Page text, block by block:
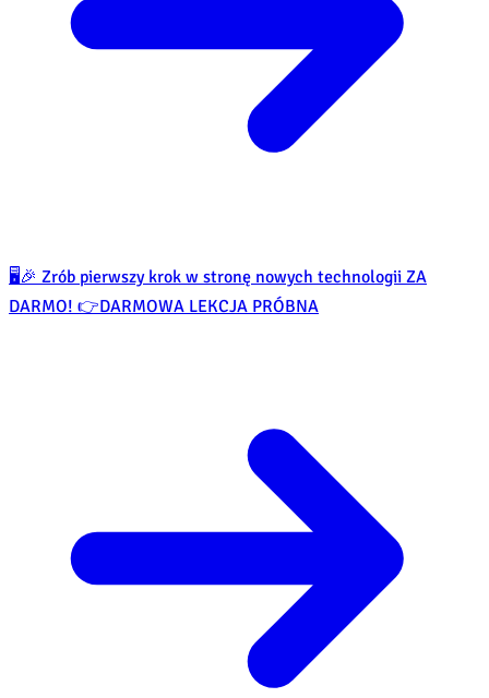
🖥️🎉 Zrób pierwszy krok w stronę nowych technologii ZA
DARMO! 👉DARMOWA LEKCJA PRÓBNA